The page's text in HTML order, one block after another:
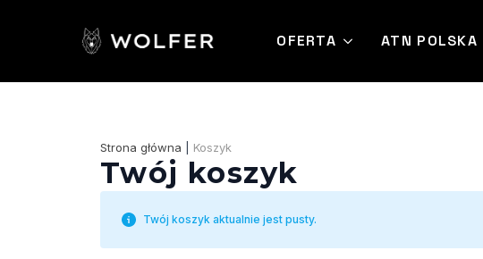
OFERTA ATN POLSKA
Strona główna Koszyk
Twój koszyk
Twój koszyk aktualnie jest pusty.